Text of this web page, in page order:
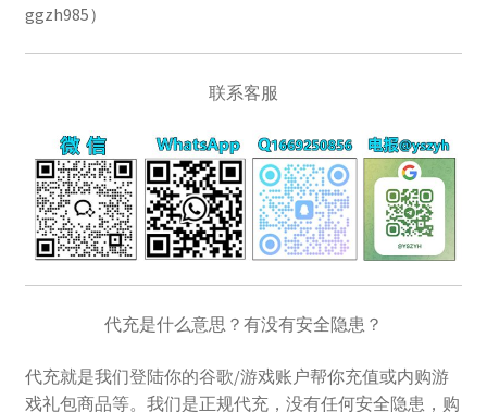
英国礼品卡
香港礼品卡
账号驿站
购物车
软件游戏内购
ggzh985）
联系客服
代充是什么意思？有没有安全隐患？
代充就是我们登陆你的谷歌/游戏账户帮你充值或内购游
戏礼包商品等。我们是正规代充，没有任何安全隐患，购